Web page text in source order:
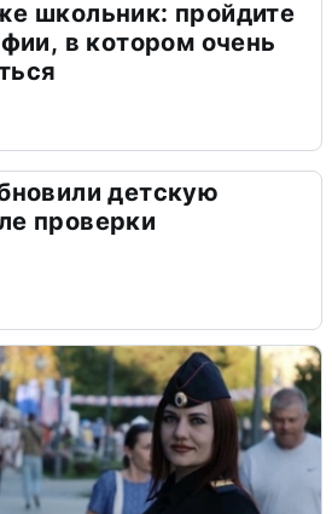
школьник: пройдите
в котором очень
детскую
проверки